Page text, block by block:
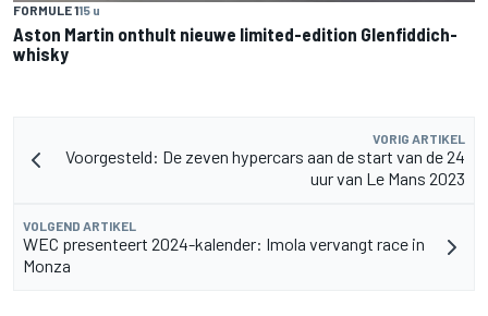
FORMULE 115 u
Aston Martin onthult nieuwe limited-edition Glenfiddich-
whisky
VORIG ARTIKEL
Voorgesteld: De zeven hypercars aan de start van de 24
uur van Le Mans 2023
VOLGEND ARTIKEL
WEC presenteert 2024-kalender: Imola vervangt race in
Monza